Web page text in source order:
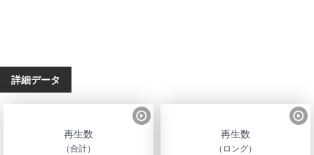
詳細データ
再生数
（合計）
再生数
（ロング）